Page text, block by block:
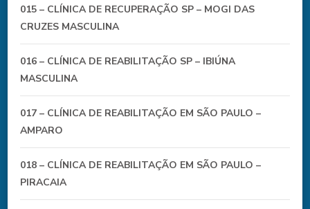
015 – CLÍNICA DE RECUPERAÇÃO SP – MOGI DAS
CRUZES MASCULINA
016 – CLÍNICA DE REABILITAÇÃO SP – IBIÚNA
MASCULINA
017 – CLÍNICA DE REABILITAÇÃO EM SÃO PAULO –
AMPARO
018 – CLÍNICA DE REABILITAÇÃO EM SÃO PAULO –
PIRACAIA